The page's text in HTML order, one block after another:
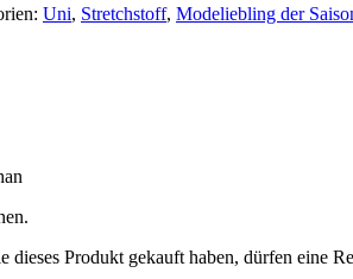
Uni, Stretchstoff, Modeliebling der
dieses Produkt gekauft haben, dürfen eine